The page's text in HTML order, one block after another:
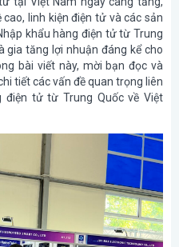
linh kiện điện tử và các sản
khẩu hàng điện tử từ Trung
gia tăng lợi nhuận đáng kể cho
bài viết này, mời bạn đọc và
tiết các vấn đề quan trọng liên
điện tử từ Trung Quốc về Việt